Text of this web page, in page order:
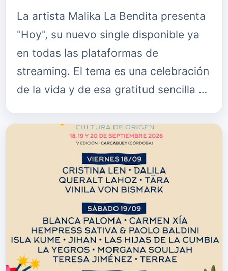
La artista Malika La Bendita presenta
"Hoy", su nuevo single disponible ya
en todas las plataformas de
streaming. El tema es una celebración
de la vida y de esa gratitud sencilla de
homenaje a los milagros sile…